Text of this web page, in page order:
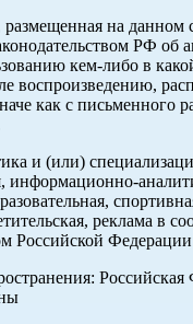
на данном
РФ об
кем-либо в
воспроизведению,
как с письменного
и (или)
информационно-
реклама в
Российской
Российская